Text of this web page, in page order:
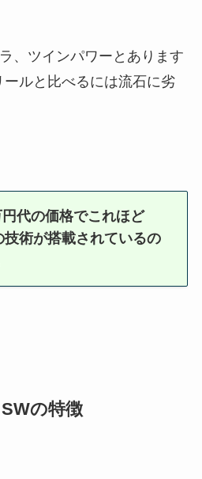
、ツインパワーとあります
ルと比べるには流石に劣
円代の価格でこれほど
術が搭載されているの
の特徴